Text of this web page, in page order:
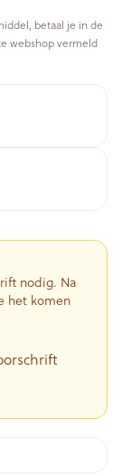
betaal je in de
webshop vermeld
nodig. Na
het komen